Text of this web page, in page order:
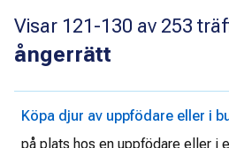
Visar 121-130 av 253
ångerrätt
Köpa djur av uppfödare eller i
på plats hos en uppfödare eller i